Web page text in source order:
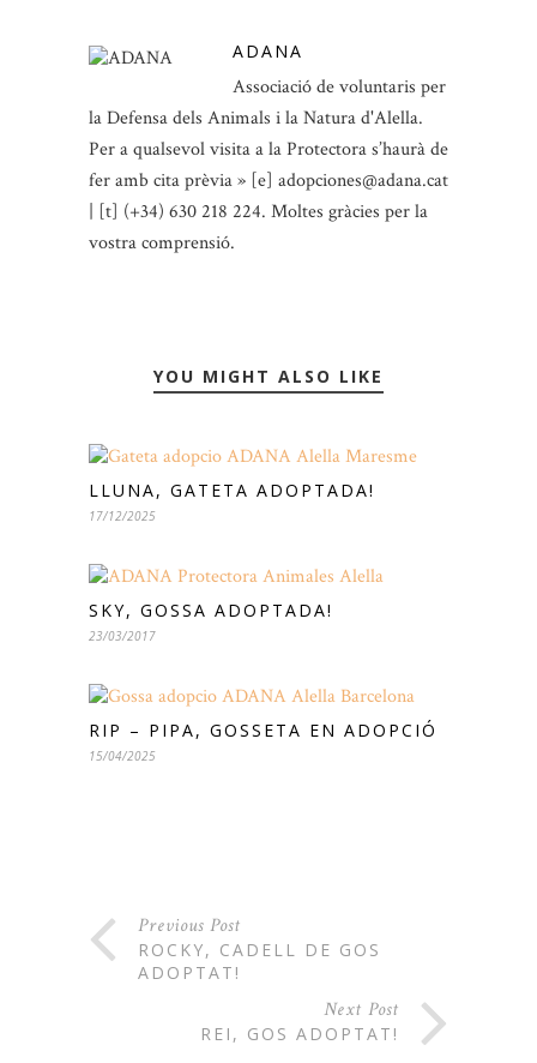
ADANA
Associació de voluntaris per
la Defensa dels Animals i la Natura d'Alella.
Per a qualsevol visita a la Protectora s’haurà de
fer amb cita prèvia » [e] adopciones@adana.cat
| [t] (+34) 630 218 224. Moltes gràcies per la
vostra comprensió.
YOU MIGHT ALSO LIKE
LLUNA, GATETA ADOPTADA!
17/12/2025
SKY, GOSSA ADOPTADA!
23/03/2017
RIP – PIPA, GOSSETA EN ADOPCIÓ
15/04/2025
Previous Post
ROCKY, CADELL DE GOS
ADOPTAT!
Next Post
REI, GOS ADOPTAT!